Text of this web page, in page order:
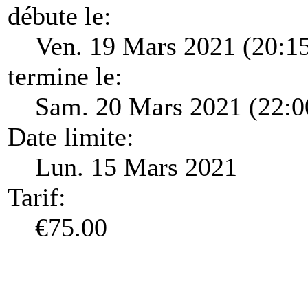
débute le:
Ven. 19 Mars 2021
termine le:
Sam. 20 Mars 2021
Date limite:
Lun. 15 Mars 2021
Tarif:
€75.00